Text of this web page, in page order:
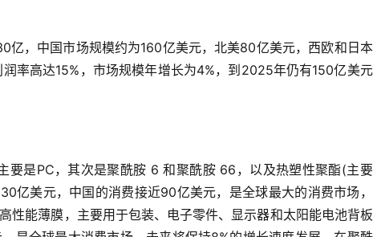
，中国市场规模约为160亿美元，北美80亿美元，西欧和日
率高达15%，市场规模年增长为4%，到2025年仍有150亿美
要是PC，其次是聚酰胺 6 和聚酰胺 66，以及热塑性聚酯(主
亿美元，中国的消费接近90亿美元，是全球最大的消费市场
能薄膜，主要用于包装、电子零件、显示器和太阳能电池背板